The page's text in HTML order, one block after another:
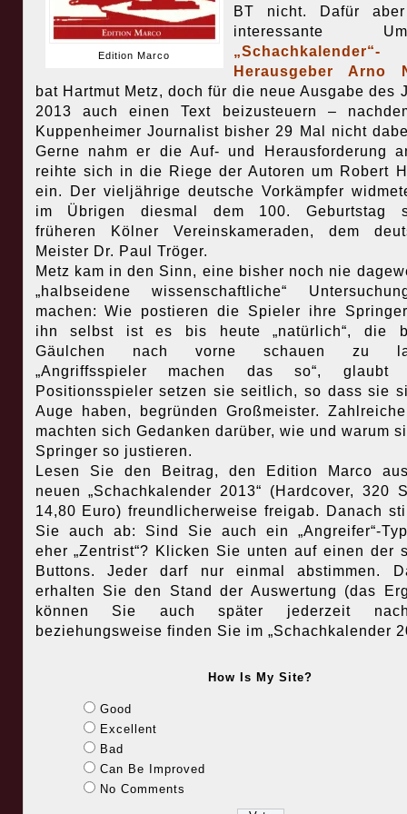
Edition Marco
BT nicht. Dafür
interessante
„Schachkalender“-
Herausgeber Arno
bat Hartmut Metz, doch für die neue Ausgabe des
2013 auch einen Text beizusteuern –
Kuppenheimer Journalist bisher 29 Mal nicht
Gerne nahm er die Auf- und Herausforderung
reihte sich in die Riege der Autoren um Robert
ein. Der vieljährige deutsche Vorkämpfer
im Übrigen diesmal dem 100. Geburtstag
früheren Kölner Vereinskameraden, dem
Meister Dr. Paul Tröger.
Metz kam in den Sinn, eine bisher noch nie
„halbseidene wissenschaftliche“
machen: Wie postieren die Spieler ihre
ihn selbst ist es bis heute „natürlich“, die
Gäulchen nach vorne schauen zu
„Angriffsspieler machen das so“, glaubt
Positionsspieler setzen sie seitlich, so dass sie
Auge haben, begründen Großmeister.
machten sich Gedanken darüber, wie und warum
Springer so justieren.
Lesen Sie den Beitrag, den Edition Marco
neuen „Schachkalender 2013“ (Hardcover, 320
14,80 Euro) freundlicherweise freigab. Danach
Sie auch ab: Sind Sie auch ein „Angreifer“-
eher „Zentrist“? Klicken Sie unten auf einen der
Buttons. Jeder darf nur einmal abstimmen.
erhalten Sie den Stand der Auswertung (das
können Sie auch später jederzeit
beziehungsweise finden Sie im „Schachkalender
How Is My Site?
Good
Excellent
Bad
Can Be Improved
No Comments